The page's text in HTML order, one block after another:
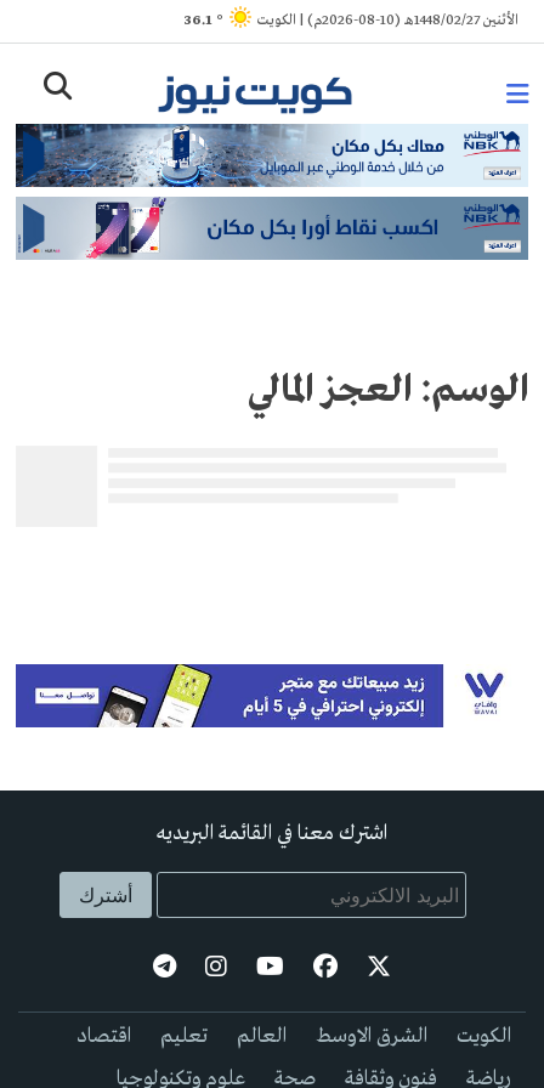
Skip
to
الأثنين 1448/02/27هـ (10-08-2026م) | الكويت ° 36.1
الوسم: العجز المالي
اشترك معنا في القائمة البريديه
الكويت الشرق الاوسط العالم تعليم
اقتصاد
رياضة
فنون وثقافة صحة علوم وتكنولوجيا